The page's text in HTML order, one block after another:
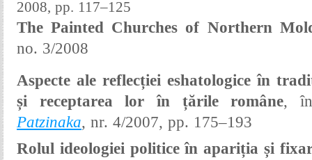
2008, pp. 117–125
The Painted Churches of Northern
no. 3/2008
Aspecte ale reflecției eshatologice în
și receptarea lor în țările române,
Patzinaka, nr. 4/2007, pp. 175–193
Rolul ideologiei politice în apariția și